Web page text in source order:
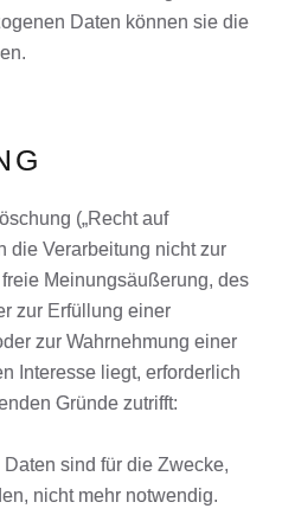
Daten können sie die
(„Recht auf
die Verarbeitung nicht zur
Meinungsäußerung, des
zur Erfüllung einer
zur Wahrnehmung einer
Interesse liegt, erforderlich
Gründe zutrifft:
sind für die Zwecke,
nicht mehr notwendig.